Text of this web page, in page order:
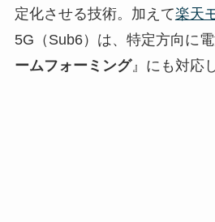
定化させる技術。加えて楽天
5G（Sub6）は、特定方向に
ームフォーミング』にも対応